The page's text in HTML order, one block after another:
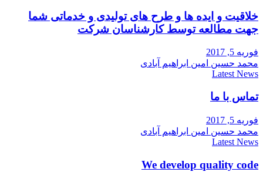
خلاقیت و ایده ها و طرح های تولیدی و خدماتی شما
جهت مطالعه توسط کارشناسان شرکت
فوریه 5, 2017
محمد حسین امین ابراهیم آبادی
Latest News
تماس با ما
فوریه 5, 2017
محمد حسین امین ابراهیم آبادی
Latest News
We develop quality code